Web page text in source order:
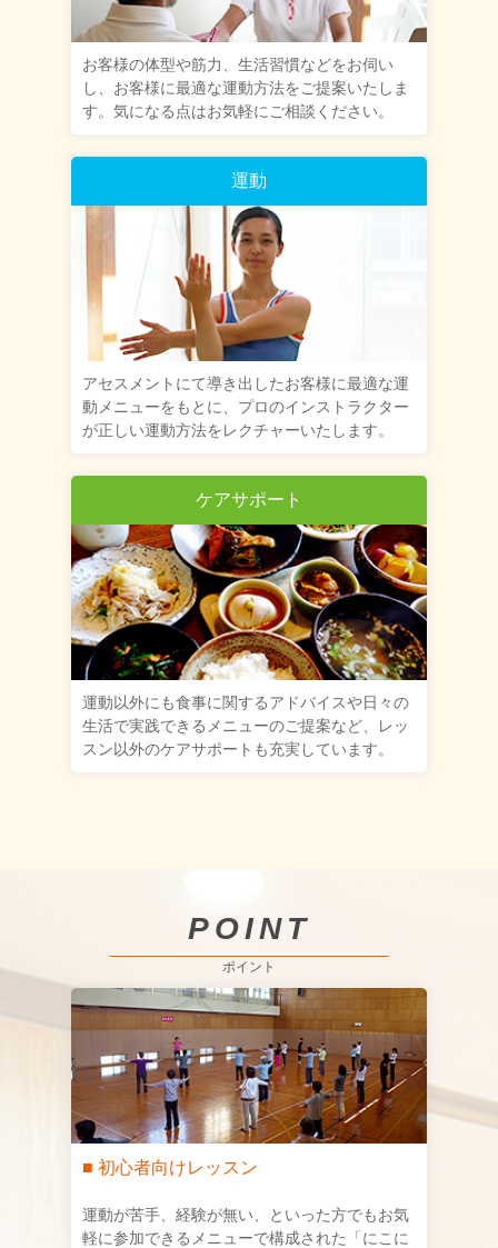
お客様の体型や筋力、生活習慣などをお伺い
し、お客様に最適な運動方法をご提案いたしま
す。気になる点はお気軽にご相談ください。
運動
アセスメントにて導き出したお客様に最適な運
動メニューをもとに、プロのインストラクター
が正しい運動方法をレクチャーいたします。
ケアサポート
運動以外にも食事に関するアドバイスや日々の
生活で実践できるメニューのご提案など、レッ
スン以外のケアサポートも充実しています。
POINT
ポイント
■ 初心者向けレッスン
運動が苦手、経験が無い、といった方でもお気
軽に参加できるメニューで構成された「にこに